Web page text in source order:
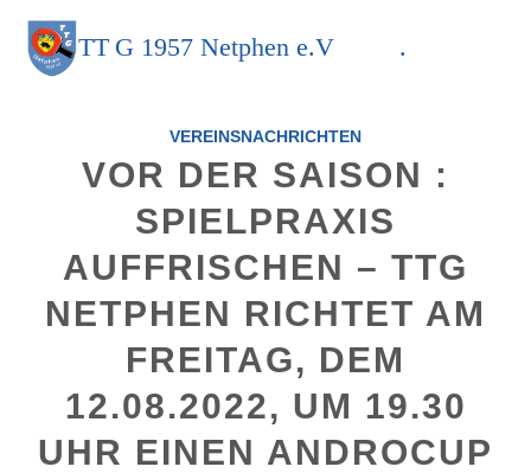
TT G 1957 Netphen e.V .
VEREINSNACHRICHTEN
VOR DER SAISON :
SPIELPRAXIS
AUFFRISCHEN – TTG
NETPHEN RICHTET AM
FREITAG, DEM
12.08.2022, UM 19.30
UHR EINEN ANDROCUP